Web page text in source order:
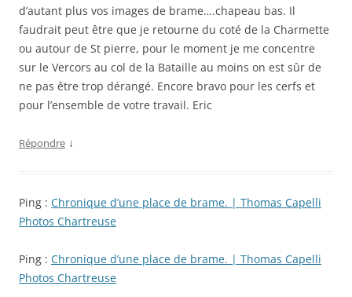
d’autant plus vos images de brame….chapeau bas. Il
faudrait peut être que je retourne du coté de la Charmette
ou autour de St pierre, pour le moment je me concentre
sur le Vercors au col de la Bataille au moins on est sûr de
ne pas être trop dérangé. Encore bravo pour les cerfs et
pour l’ensemble de votre travail. Eric
Répondre ↓
Ping : Chronique d’une place de brame. | Thomas Capelli
Photos Chartreuse
Ping : Chronique d’une place de brame. | Thomas Capelli
Photos Chartreuse